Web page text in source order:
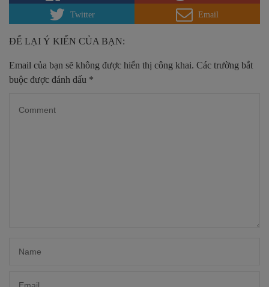
Twitter Email
ĐỂ LẠI Ý KIẾN CỦA BẠN:
Email của bạn sẽ không được hiển thị công khai. Các trường bắt
buộc được đánh dấu *